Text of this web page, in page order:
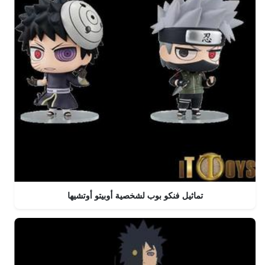
تماثيل فنكو بوب لشخصية أوبيتو أوتشيها